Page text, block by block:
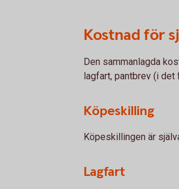
Kostnad för
Den sammanlagda
lagfart, pantbrev (i
Köpeskilling
Köpeskillingen är
Lagfart